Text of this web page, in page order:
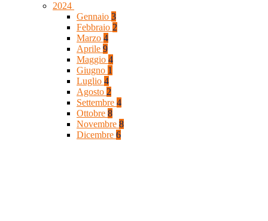
2024
Gennaio 3
Febbraio 2
Marzo 4
Aprile 9
Maggio 4
Giugno 1
Luglio 4
Agosto 2
Settembre 4
Ottobre 8
Novembre 8
Dicembre 6